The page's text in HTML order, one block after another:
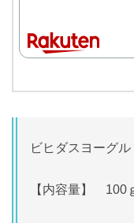
ビヒダスヨーグ
【内容量】 100